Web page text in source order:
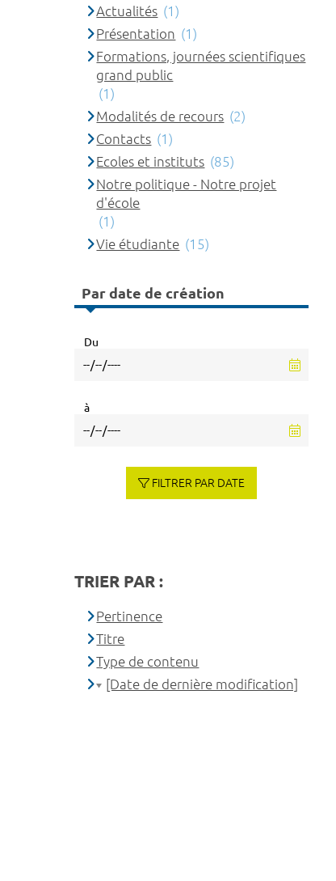
Actualités (1)
Présentation (1)
Formations, journées scientifiques
grand public
(1)
Modalités de recours (2)
Contacts (1)
Ecoles et instituts (85)
Notre politique - Notre projet
d'école
(1)
Vie étudiante (15)
Par date de création
Du
à
FILTRER PAR DATE
TRIER PAR :
Pertinence
Titre
Type de contenu
[Date de dernière modification]